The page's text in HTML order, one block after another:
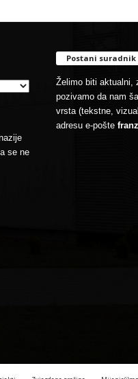
se ne
Postani suradnik
Želimo biti aktualni,
pozivamo da nam
vrsta (tekstne,
adresu e-pošte